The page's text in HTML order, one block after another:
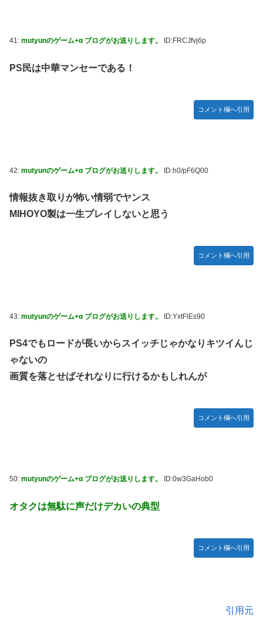
41: mutyunのゲーム+α ブログがお送りします。 ID:FRCJfvj6p
PS民は中華マンセーである！
コメント欄へ引用
42: mutyunのゲーム+α ブログがお送りします。 ID:h0/pF6Q00
情報抜き取りが怖い情弱でヤンス
MIHOYO製は一生プレイしないと思う
コメント欄へ引用
43: mutyunのゲーム+α ブログがお送りします。 ID:YxtFlEs90
PS4でもロードが長いからスイッチじゃかなりキツイんじ
ゃないの
画質を落とせばそれなりに行けるかもしれんが
コメント欄へ引用
50: mutyunのゲーム+α ブログがお送りします。 ID:0w3GaHob0
オタクは無駄に声だけデカいの典型
コメント欄へ引用
引用元